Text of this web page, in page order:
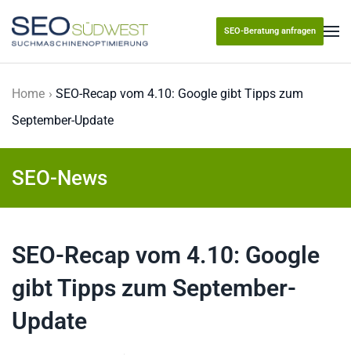
Skip to main content
SEO-Beratung anfragen
Home
SEO-Recap vom 4.10: Google gibt Tipps zum
September-Update
SEO-News
SEO-Recap vom 4.10: Google
gibt Tipps zum September-
Update